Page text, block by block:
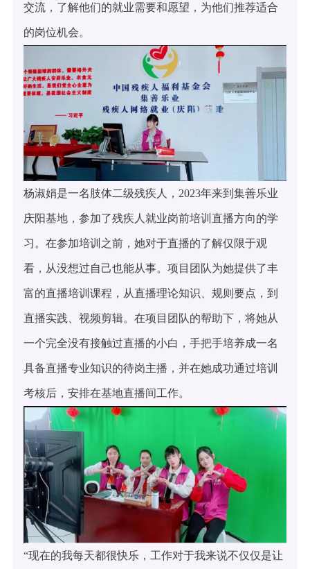
交流，了解他们的就业需要和愿望，为他们推荐适合
的岗位机会。
杨淑娟是一名肢体二级残疾人，2023年来到集善乐业
庆阳基地，参加了残疾人就业岗前培训直播方向的学
习。在参加培训之前，她对于直播的了解仅限于观
看，从没想过自己也能从事。项目团队为她提供了丰
富的直播培训课程，从直播理论知识、规则要点，到
直播实践、视频剪辑。在项目团队的帮助下，将她从
一个完全没有接触过直播的小白，手把手培养成一名
具备直播专业知识的待岗主播，并在她成功通过培训
考核后，安排在基地直播间工作。
“现在的我每天都很快乐，工作对于我来说不仅仅是让